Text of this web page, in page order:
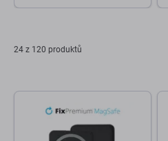
24 z 120 produktů